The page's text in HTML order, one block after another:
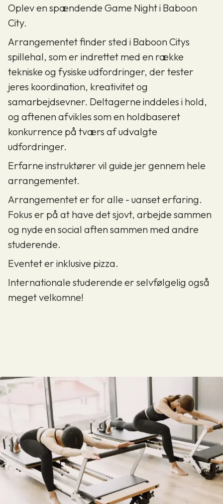
Oplev en spændende Game Night i Baboon
City.
Arrangementet finder sted i Baboon Citys
spillehal, som er indrettet med en række
tekniske og fysiske udfordringer, der tester
jeres koordination, kreativitet og
samarbejdsevner. Deltagerne inddeles i hold,
og aftenen afvikles som en holdbaseret
konkurrence på tværs af udvalgte
udfordringer.
Erfarne instruktører vil guide jer gennem hele
arrangementet.
Arrangementet er for alle - uanset erfaring.
Fokus er på at have det sjovt, arbejde sammen
og nyde en social aften sammen med andre
studerende.
Eventet er inklusive pizza.
Internationale studerende er selvfølgelig også
meget velkomne!